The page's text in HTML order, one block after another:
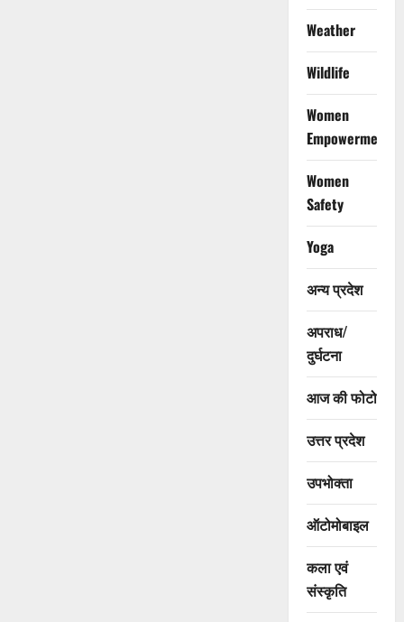
Weather
Wildlife
Women
Empowerment
Women
Safety
Yoga
अन्य प्रदेश
अपराध/
दुर्घटना
आज की फोटो
उत्तर प्रदेश
उपभोक्ता
ऑटोमोबाइल
कला एवं
संस्कृति